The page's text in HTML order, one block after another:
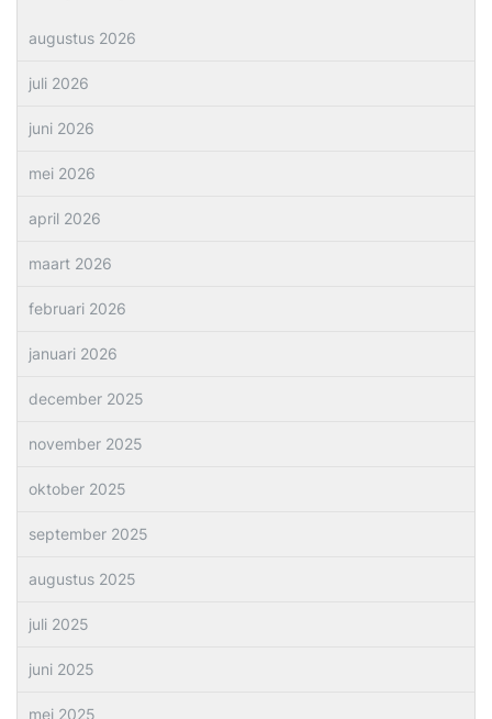
augustus 2026
juli 2026
juni 2026
mei 2026
april 2026
maart 2026
februari 2026
januari 2026
december 2025
november 2025
oktober 2025
september 2025
augustus 2025
juli 2025
juni 2025
mei 2025